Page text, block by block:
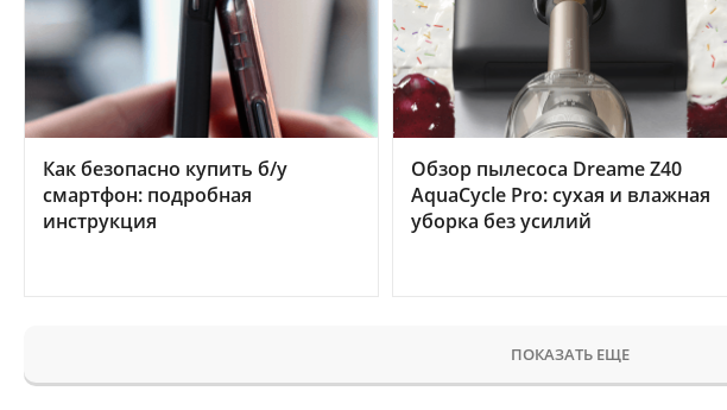
Как безопасно купить б/у
смартфон: подробная
инструкция
Обзор пылесоса Dreame Z40
AquaCycle Pro: сухая и влажная
уборка без усилий
ПОКАЗАТЬ ЕЩЕ